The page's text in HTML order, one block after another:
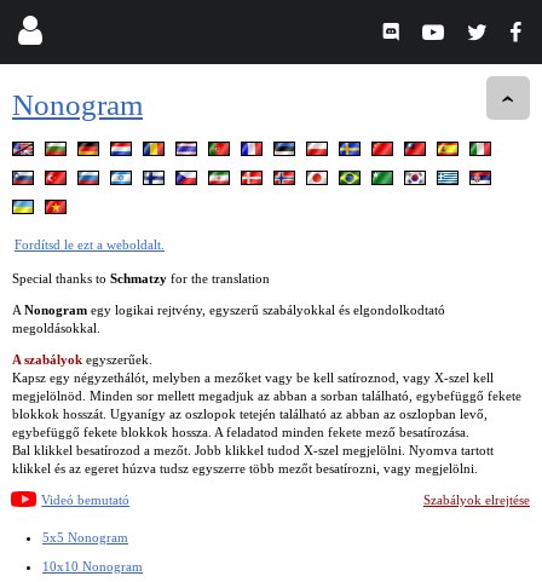
Nonogram
Fordítsd le ezt a weboldalt.
Special thanks to Schmatzy for the translation
A Nonogram egy logikai rejtvény, egyszerű szabályokkal és elgondolkodtató
megoldásokkal.
A szabályok egyszerűek.
Kapsz egy négyzethálót, melyben a mezőket vagy be kell satíroznod, vagy X-szel kell
megjelölnöd. Minden sor mellett megadjuk az abban a sorban található, egybefüggő fekete
blokkok hosszát. Ugyanígy az oszlopok tetején található az abban az oszlopban levő,
egybefüggő fekete blokkok hossza. A feladatod minden fekete mező besatírozása.
Bal klikkel besatírozod a mezőt. Jobb klikkel tudod X-szel megjelölni. Nyomva tartott
klikkel és az egeret húzva tudsz egyszerre több mezőt besatírozni, vagy megjelölni.
Videó bemutató Szabályok elrejtése
5x5 Nonogram
10x10 Nonogram